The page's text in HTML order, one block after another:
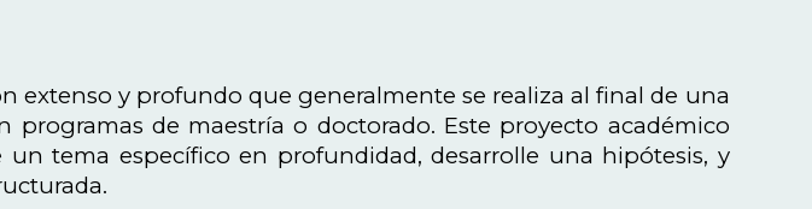
extenso y profundo que generalmente se realiza al final de una
programas de maestría o doctorado. Este proyecto académico
tema específico en profundidad, desarrolle una hipótesis, y